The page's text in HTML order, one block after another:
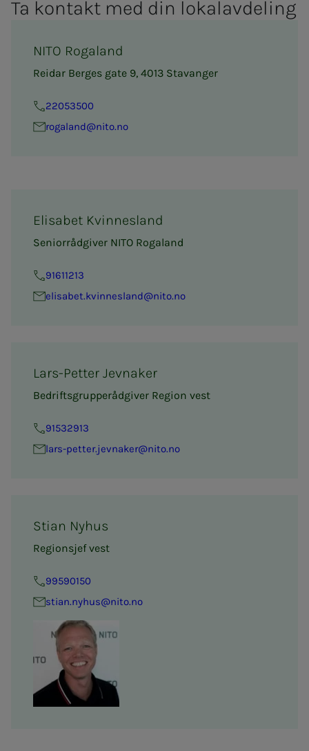
Ta kon­takt med din lo­kal­av­­­de­­­ling
NITO Rogaland
Reidar Berges gate 9, 4013 Stavanger
22053500
ro­­­ga­land@nito.no
Elisabet Kvinnesland
Seniorrådgiver NITO Rogaland
91611213
elisabet.kvinnesland@nito.no
Lars-Petter Jevnaker
Bedriftsgrupperådgiver Region vest
91532913
lars-petter.je­v­n­a­­ker@nito.no
Stian Nyhus
Regionsjef vest
99590150
stian.nyhus@nito.no